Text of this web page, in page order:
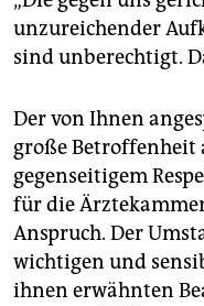
veranstaltungen
shop
fragen & hilfe
unterstützen
abo
genossenschaft
epaper login
unzureichender
sind unberechtigt.
Der von Ihnen
große Betroffenheit
gegenseitigem
für die
Anspruch. Der
wichtigen und
ihnen erwähnten